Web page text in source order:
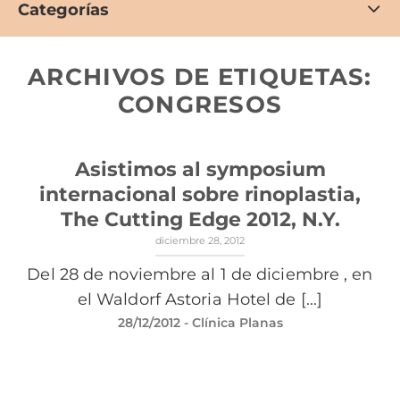
Categorías
ARCHIVOS DE ETIQUETAS:
CONGRESOS
Asistimos al symposium
internacional sobre rinoplastia,
The Cutting Edge 2012, N.Y.
diciembre 28, 2012
Del 28 de noviembre al 1 de diciembre , en
el Waldorf Astoria Hotel de [...]
28/12/2012- Clínica Planas